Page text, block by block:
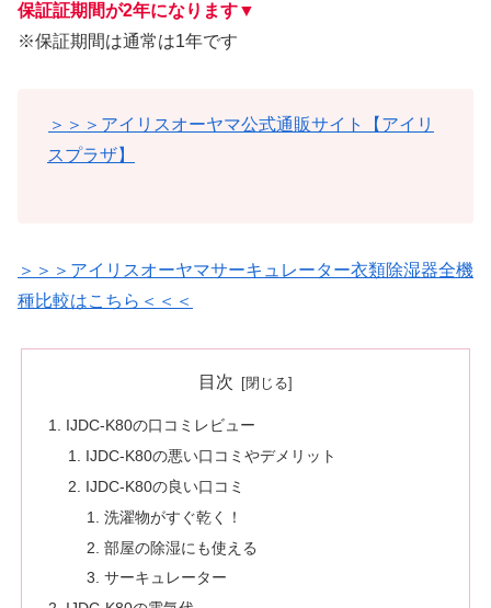
保証証期間が2年になります▼
※保証期間は通常は1年です
＞＞＞アイリスオーヤマ公式通販サイト【アイリ
スプラザ】
＞＞＞アイリスオーヤマサーキュレーター衣類除湿器全機
種比較はこちら＜＜＜
目次
IJDC-K80の口コミレビュー
IJDC-K80の悪い口コミやデメリット
IJDC-K80の良い口コミ
洗濯物がすぐ乾く！
部屋の除湿にも使える
サーキュレーター